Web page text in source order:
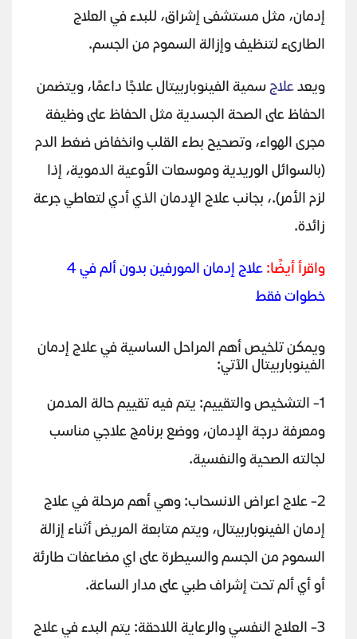
إدمان، مثل مستشفى إشراق، للبدء في العلاج
الطارىء لتنظيف وإزالة السموم من الجسم.
ويعدعلاجسمية الفينوباربيتال علاجًا داعمًا، ويتضمن
الحفاظ على الصحة الجسدية مثل الحفاظ على وظيفة
مجرى الهواء، وتصحيح بطء القلب وانخفاض ضغط الدم
(بالسوائل الوريدية وموسعات الأوعية الدموية، إذا
لزم الأمر).، بجانب علاج الإدمان الذي أدي لتعاطي جرعة
زائدة.
واقرأ أيضًا:
علاج إدمان المورفين بدون ألم في 4
خطوات فقط
ويمكن تلخيص أهم المراحل الساسية في علاج إدمان
الفينوباربيتال الآتي:
1- التشخيص والتقييم: يتم فيه تقييم حالة المدمن
ومعرفة درجة الإدمان، ووضع برنامج علاجي مناسب
لجالته الصحية والنفسية.
2- علاج اعراض الانسحاب: وهي أهم مرحلة في علاج
إدمان الفينوباربيتال، ويتم متابعة المريض أثناء إزالة
السموم من الجسم والسيطرة على اي مضاعفات طارئة
أو أي ألم تحت إشراف طبي على مدار الساعة.
3- العلاج النفسي والرعاية اللاحقة: يتم البدء في علاج